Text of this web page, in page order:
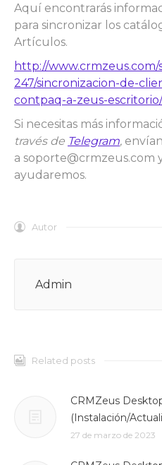
Aquí encontrarás
para sincronizar los
Artículos.
http://www.crmzeus.com/
247/sincronizacion-de-
contpaq-a-zeus-escritorio/
Si necesitas más
través de Telegram,
a soporte@crmzeus.com
ayudaremos.
Autor
Admin
Related posts
CRMZeus
(Instalación/
27 de marzo de 2023